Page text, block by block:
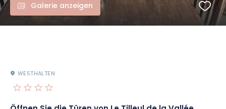
Galerie anzeigen
WESTHALTEN